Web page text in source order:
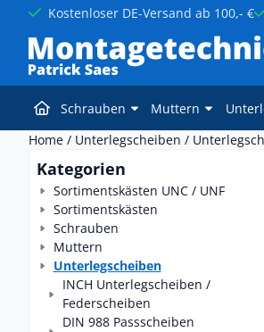
Cookie-Einstellungen sind derzeit
Kostenloser DE-Versand ab 100,- €
Schrauben Muttern
Home / Unterlegscheiben /
Kategorien
Sortimentskästen UNC / UNF
Sortimentskästen
Schrauben
Muttern
Unterlegscheiben
INCH Unterlegscheiben /
Federscheiben
DIN 988 Passscheiben